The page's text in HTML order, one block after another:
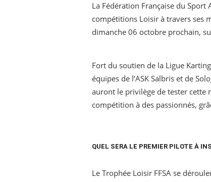
La Fédération Française du
compétitions Loisir à travers ses
dimanche 06 octobre prochain,
Fort du soutien de la Ligue
équipes de l’ASK Salbris et de
auront le privilège de tester
compétition à des passionnés,
QUEL SERA LE PREMIER PILOTE À
Le Trophée Loisir FFSA se